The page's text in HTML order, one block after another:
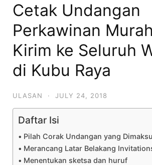
Cetak Undangan
Perkawinan
Kirim ke Seluruh
di Kubu Raya
ULASAN · JULY 24, 2018
Daftar Isi
Pilah Corak Undangan yang
Merancang Latar Belakang
Menentukan sketsa dan huruf